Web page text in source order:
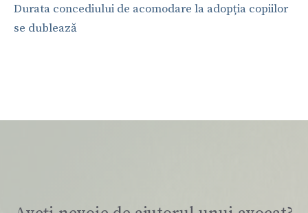
Durata concediului de acomodare la adopția copiilor
se dublează